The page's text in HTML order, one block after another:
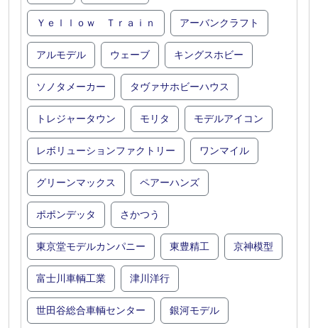
Ｙｅｌｌｏｗ Ｔｒａｉｎ アーバンクラフト
アルモデル ウェーブ キングスホビー
ソノタメーカー タヴァサホビーハウス
トレジャータウン モリタ モデルアイコン
レボリューションファクトリー ワンマイル
グリーンマックス ペアーハンズ
ポポンデッタ さかつう
東京堂モデルカンパニー 東豊精工 京神模型
富士川車輌工業 津川洋行
世田谷総合車輌センター 銀河モデル